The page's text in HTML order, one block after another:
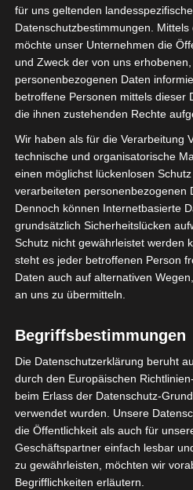
Sie befinden sich hier:
Welt»Afrika»Tunesien »
der Ligue 1 Tunesien vom 16.
Hinrunde
Spieltag 1
Tunesien
25. Nov 2021
Hinrunde
für uns geltenden
Datenschutzbestimmungen.
möchte unser Unternehmen die
und Zweck der von uns
personenbezogenen Daten
betroffene Personen mittels dieser
die ihnen zustehenden Rechte
Wir haben als für die Verarbeitung
technische und organisatorische
einen möglichst lückenlosen
verarbeiteten personenbezogenen
Dennoch können Internetbasierte
grundsätzlich Sicherheitslücken
Schutz nicht gewährleistet werden
steht es jeder betroffenen Person
Daten auch auf alternativen
an uns zu übermitteln.
Begriffsbestimmungen
Die Datenschutzerklärung beruht
durch den Europäischen
beim Erlass der Datenschutz-
verwendet wurden. Unsere
die Öffentlichkeit als auch für
Geschäftspartner einfach lesbar
zu gewährleisten, möchten wir
Begrifflichkeiten erläutern.